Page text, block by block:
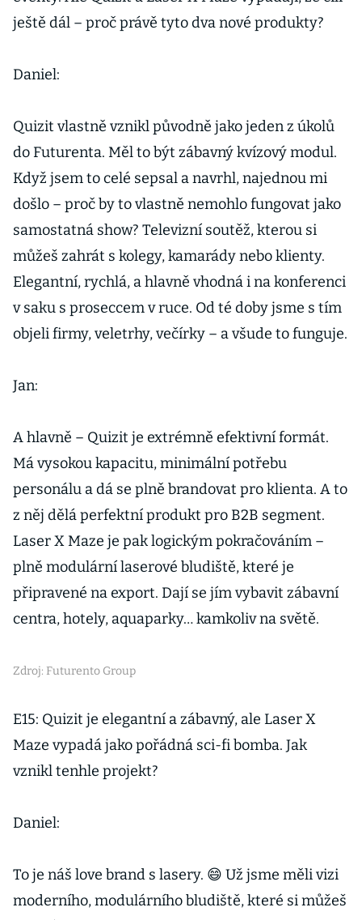
ještě dál – proč právě tyto dva nové produkty?
Daniel:
Quizit vlastně vznikl původně jako jeden z úkolů
do Futurenta. Měl to být zábavný kvízový modul.
Když jsem to celé sepsal a navrhl, najednou mi
došlo – proč by to vlastně nemohlo fungovat jako
samostatná show? Televizní soutěž, kterou si
můžeš zahrát s kolegy, kamarády nebo klienty.
Elegantní, rychlá, a hlavně vhodná i na konferenci
v saku s proseccem v ruce. Od té doby jsme s tím
objeli firmy, veletrhy, večírky – a všude to funguje.
Jan:
A hlavně – Quizit je extrémně efektivní formát.
Má vysokou kapacitu, minimální potřebu
personálu a dá se plně brandovat pro klienta. A to
z něj dělá perfektní produkt pro B2B segment.
Laser X Maze je pak logickým pokračováním –
plně modulární laserové bludiště, které je
připravené na export. Dají se jím vybavit zábavní
centra, hotely, aquaparky… kamkoliv na světě.
Zdroj: Futurento Group
E15: Quizit je elegantní a zábavný, ale Laser X
Maze vypadá jako pořádná sci-fi bomba. Jak
vznikl tenhle projekt?
Daniel:
To je náš love brand s lasery. 😄 Už jsme měli vizi
moderního, modulárního bludiště, které si můžeš